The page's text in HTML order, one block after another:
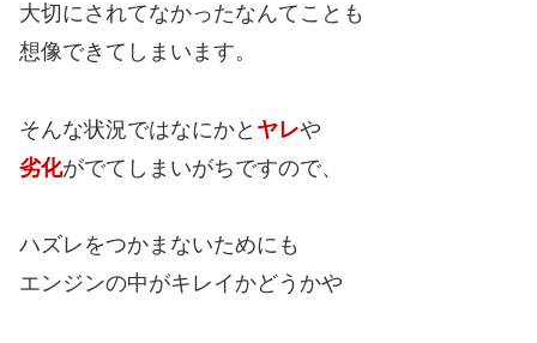
大切にされてなかったなんてことも
想像できてしまいます。
そんな状況ではなにかと ヤレや
劣化がでてしまいがちですので、
ハズレをつかまないためにも
エンジンの中がキレイかどうかや